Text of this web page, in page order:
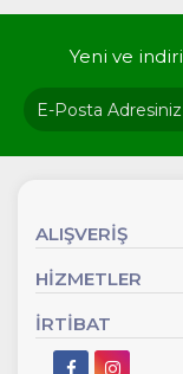
Yeni ve
ALIŞVERİŞ
HİZMETLER
İRTİBAT